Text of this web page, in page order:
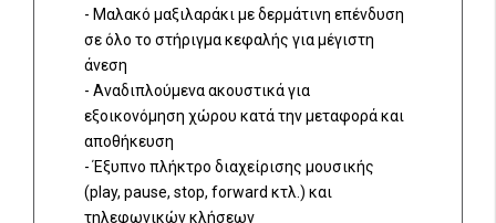
- Μαλακό μαξιλαράκι με δερμάτινη επένδυση
σε όλο το στήριγμα κεφαλής για μέγιστη
άνεση
- Αναδιπλούμενα ακουστικά για
εξοικονόμηση χώρου κατά την μεταφορά και
αποθήκευση
- Έξυπνο πλήκτρο διαχείρισης μουσικής
(play, pause, stop, forward κτλ.) και
τηλεφωνικών κλήσεων